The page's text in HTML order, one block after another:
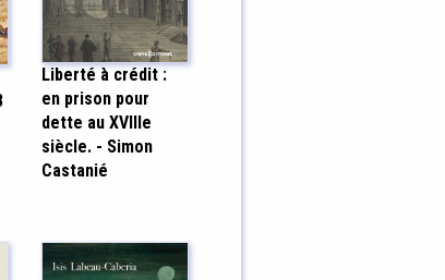
Liberté à crédit :
en prison pour
dette au XVIIIe
siècle. - Simon
Castanié